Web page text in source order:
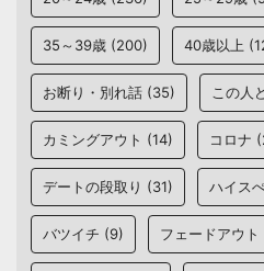
35～39歳 (200) 40歳以上
お断り・別れ話 (35) この人
カミングアウト (14) コロナ
デートの段取り (31) ハイス
バツイチ (9) フェードアウト